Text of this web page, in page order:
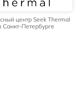
центр Seek Thermal
Санкт-Петербурге